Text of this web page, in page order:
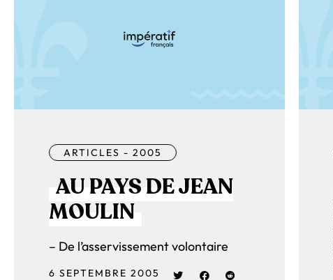
ARTICLES - 2005
AU PAYS DE JEAN
MOULIN
– De l’asservissement volontaire
6 SEPTEMBRE 2005